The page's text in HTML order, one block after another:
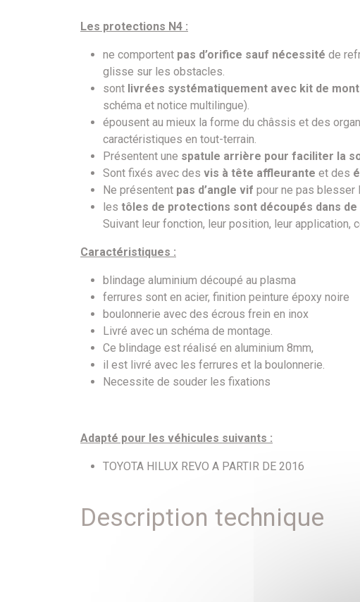
Les protections N4 :
ne comportent pas d’orifice sauf nécessité de
glisse sur les obstacles.
sont livrées systématiquement avec kit de
schéma et notice multilingue).
épousent au mieux la forme du châssis et des
caractéristiques en tout-terrain.
Présentent une spatule arrière pour faciliter la
Sont fixés avec des vis à tête affleurante et des
Ne présentent pas d’angle vif pour ne pas blesser
les tôles de protections sont découpés dans de
Suivant leur fonction, leur position, leur application,
Caractéristiques :
blindage aluminium découpé au plasma
ferrures sont en acier, finition peinture époxy noire
boulonnerie avec des écrous frein en inox
Livré avec un schéma de montage.
Ce blindage est réalisé en aluminium 8mm,
il est livré avec les ferrures et la boulonnerie.
Necessite de souder les fixations
Adapté pour les véhicules suivants :
TOYOTA HILUX REVO A PARTIR DE 2016
Description technique